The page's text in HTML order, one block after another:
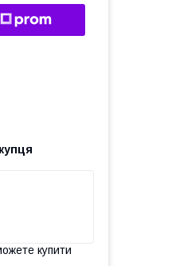
купити